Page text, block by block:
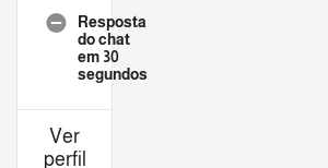
Resposta
do chat
em 30
segundos
Ver
perfil